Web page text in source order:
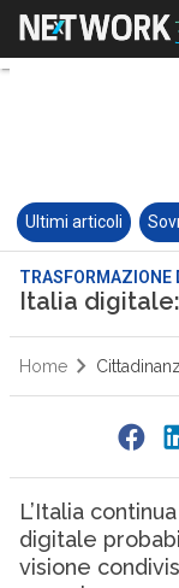
Ultimi articoli
TRASFORMAZIONE
Italia
Home
L’Italia
digitale
visione